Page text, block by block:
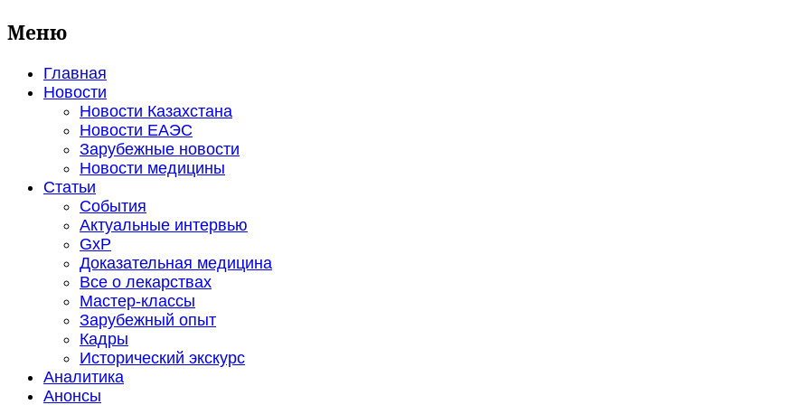
Меню
Главная
Новости
Новости Казахстана
Новости ЕАЭС
Зарубежные новости
Новости медицины
Статьи
События
Актуальные интервью
GxP
Доказательная медицина
Все о лекарствах
Мастер-классы
Зарубежный опыт
Кадры
Исторический экскурс
Аналитика
Анонсы